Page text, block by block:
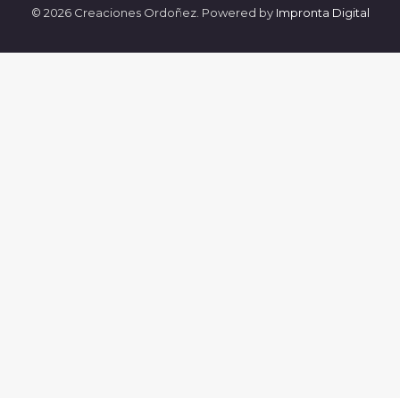
© 2026 Creaciones Ordoñez. Powered by Impronta Digital